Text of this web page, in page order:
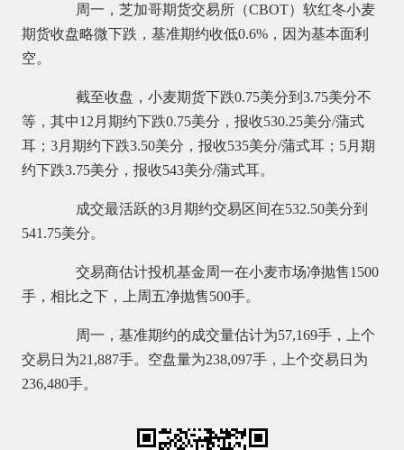
周一，芝加哥期货交易所（CBOT）软红冬小麦
期货收盘略微下跌，基准期约收低0.6%，因为基本面利
空。
截至收盘，小麦期货下跌0.75美分到3.75美分不
等，其中12月期约下跌0.75美分，报收530.25美分/蒲式
耳；3月期约下跌3.50美分，报收535美分/蒲式耳；5月期
约下跌3.75美分，报收543美分/蒲式耳。
成交最活跃的3月期约交易区间在532.50美分到
541.75美分。
交易商估计投机基金周一在小麦市场净抛售1500
手，相比之下，上周五净抛售500手。
周一，基准期约的成交量估计为57,169手，上个
交易日为21,887手。空盘量为238,097手，上个交易日为
236,480手。